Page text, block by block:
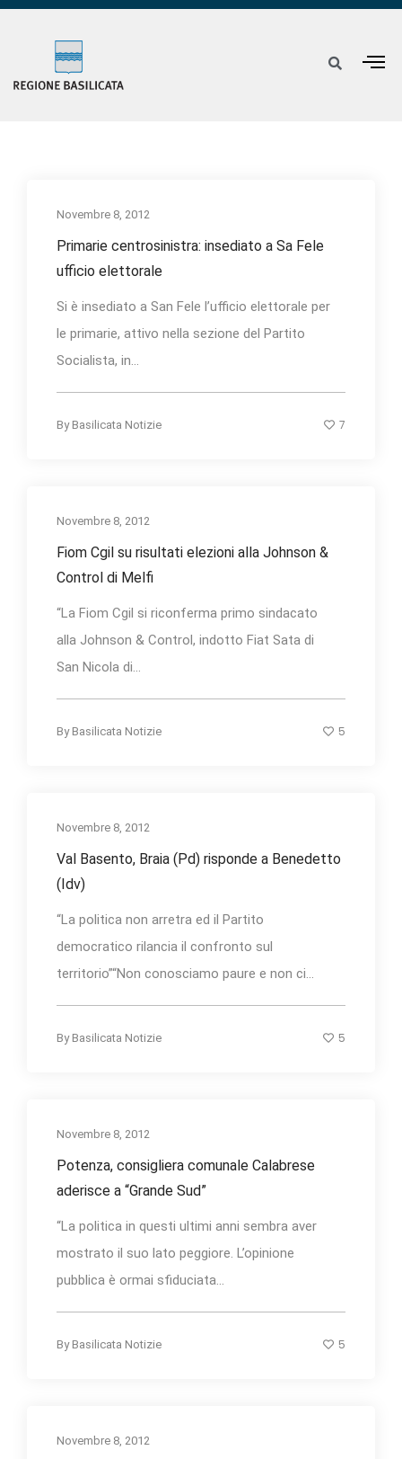
Novembre 8, 2012
Primarie centrosinistra: insediato a Sa Fele
ufficio elettorale
Si è insediato a San Fele l’ufficio elettorale per
le primarie, attivo nella sezione del Partito
Socialista, in...
By Basilicata Notizie 7
Novembre 8, 2012
Fiom Cgil su risultati elezioni alla Johnson &
Control di Melfi
“La Fiom Cgil si riconferma primo sindacato
alla Johnson & Control, indotto Fiat Sata di
San Nicola di...
By Basilicata Notizie 5
Novembre 8, 2012
Val Basento, Braia (Pd) risponde a Benedetto
(Idv)
“La politica non arretra ed il Partito
democratico rilancia il confronto sul
territorio”“Non conosciamo paure e non ci...
By Basilicata Notizie 5
Novembre 8, 2012
Potenza, consigliera comunale Calabrese
aderisce a “Grande Sud”
“La politica in questi ultimi anni sembra aver
mostrato il suo lato peggiore. L’opinione
pubblica è ormai sfiduciata...
By Basilicata Notizie 5
Novembre 8, 2012